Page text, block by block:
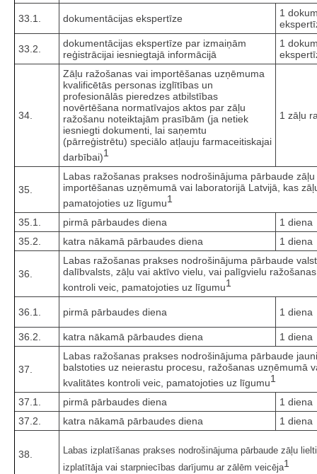
33.1. dokumentācijas ekspertīze
1
33.2.
dokumentācijas ekspertīze par izmaiņām
reģistrācijai iesniegtajā informācijā
1
34.
Zāļu ražošanas vai importēšanas uzņēmuma
kvalificētās personas izglītības un
profesionālās pieredzes atbilstības
novērtēšana normatīvajos aktos par zāļu
ražošanu noteiktajām prasībām (ja netiek
iesniegti dokumenti, lai saņemtu
(pārreģistrētu) speciālo atļauju farmaceitiskajai
darbībai)1
1 zāļu
35.
Labas ražošanas prakses nodrošinājuma pārbaude
importēšanas uzņēmumā vai laboratorijā Latvijā, kas
pamatojoties uz līgumu1
35.1. pirmā pārbaudes diena
1 diena
35.2.
katra nākamā pārbaudes diena 1 diena
36.
Labas ražošanas prakses nodrošinājuma pārbaude
dalībvalsts, zāļu vai aktīvo vielu, vai palīgvielu
kontroli veic, pamatojoties uz līgumu1
36.1. pirmā pārbaudes diena 1 diena
36.2. katra nākamā pārbaudes diena 1 diena
37.
Labas ražošanas prakses nodrošinājuma pārbaude
balstoties uz neierastu procesu, ražošanas uzņēmumā
kvalitātes kontroli veic, pamatojoties uz līgumu1
37.1. pirmā pārbaudes diena
1 diena
37.2.
katra nākamā pārbaudes diena 1 diena
38.
Labas izplatīšanas prakses nodrošinājuma pārbaude zāļu
izplatītāja vai starpniecības darījumu ar zālēm veicēja1